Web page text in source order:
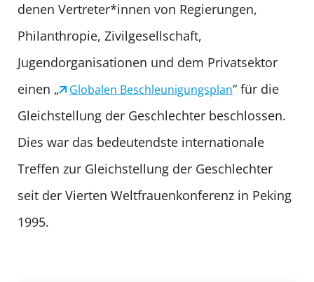
denen Vertreter*innen von Regierungen,
Philanthropie, Zivilgesellschaft,
Jugendorganisationen und dem Privatsektor
einen „
Globalen Beschleunigungsplan“ für die
Gleichstellung der Geschlechter beschlossen.
Dies war das bedeutendste internationale
Treffen zur Gleichstellung der Geschlechter
seit der Vierten Weltfrauenkonferenz in Peking
1995.